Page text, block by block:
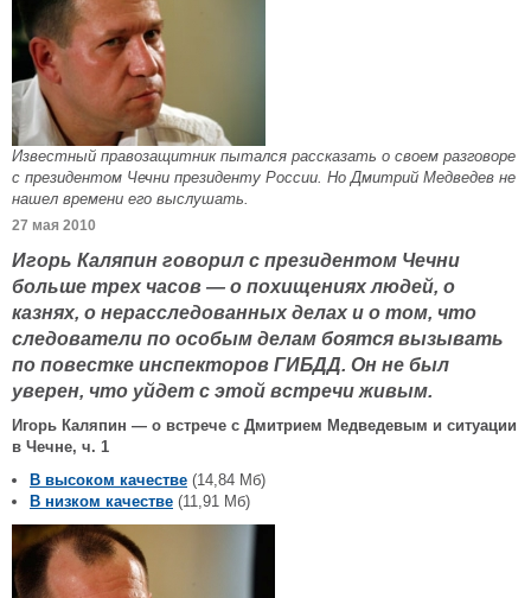
Известный правозащитник пытался рассказать о своем разговоре
с президентом Чечни президенту России. Но Дмитрий Медведев не
нашел времени его выслушать.
27 мая 2010
Игорь Каляпин говорил с президентом Чечни
больше трех часов — о похищениях людей, о
казнях, о нерасследованных делах и о том, что
следователи по особым делам боятся вызывать
по повестке инспекторов ГИБДД. Он не был
уверен, что уйдет с этой встречи живым.
Игорь Каляпин — о встрече с Дмитрием Медведевым и ситуации
в Чечне, ч. 1
В высоком качестве (14,84 Мб)
В низком качестве (11,91 Мб)